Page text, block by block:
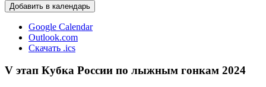
Добавить в календарь
Google Calendar
Outlook.com
Скачать .ics
V этап Кубка России по лыжным гонкам 2024